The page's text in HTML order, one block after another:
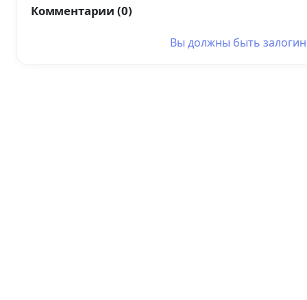
Комментарии (0)
Вы должны быть